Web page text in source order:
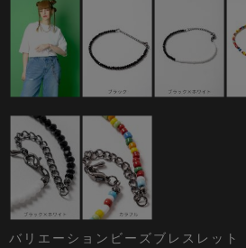
バリエーションビーズブレスレット